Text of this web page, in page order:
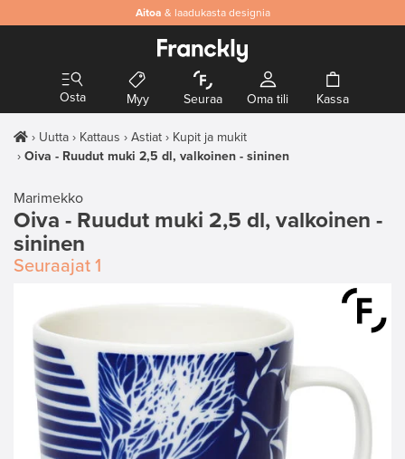
Aitoa & laadukasta designia
Osta Myy Seuraa Oma tili Kassa
Uutta Kattaus Astiat
Kupit ja mukit
Oiva - Ruudut muki 2,5 dl, valkoinen - sininen
Marimekko
Oiva - Ruudut muki 2,5 dl, valkoinen -
sininen
Seuraajat 1